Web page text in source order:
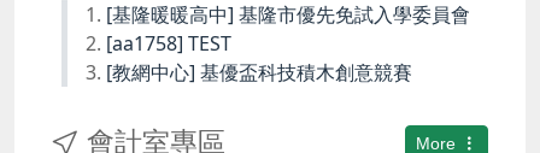
[基隆暖暖高中] 基隆市優先免試入學委員會
[aa1758] TEST
[教網中心] 基優盃科技積木創意競賽
More
會計室專區